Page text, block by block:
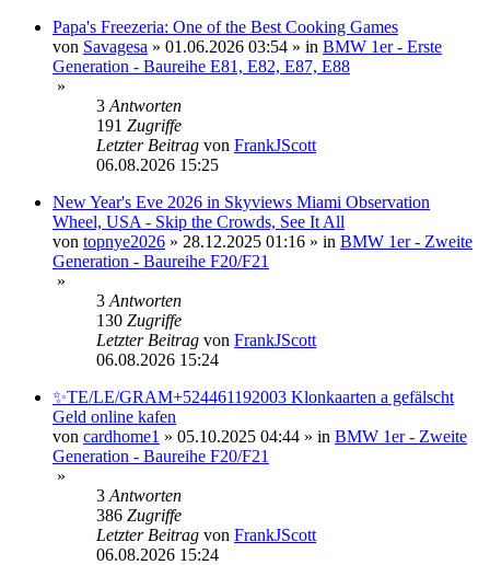
Papa's Freezeria: One of the Best Cooking Games
von Savagesa » 01.06.2026 03:54 » in BMW 1er - Erste
Generation - Baureihe E81, E82, E87, E88
»
3 Antworten
191 Zugriffe
Letzter Beitrag von FrankJScott
06.08.2026 15:25
New Year's Eve 2026 in Skyviews Miami Observation
Wheel, USA - Skip the Crowds, See It All
von topnye2026 » 28.12.2025 01:16 » in BMW 1er - Zweite
Generation - Baureihe F20/F21
»
3 Antworten
130 Zugriffe
Letzter Beitrag von FrankJScott
06.08.2026 15:24
✨TE/LE/GRAM+524461192003 Klonkaarten a gefälscht
Geld online kafen
von cardhome1 » 05.10.2025 04:44 » in BMW 1er - Zweite
Generation - Baureihe F20/F21
»
3 Antworten
386 Zugriffe
Letzter Beitrag von FrankJScott
06.08.2026 15:24